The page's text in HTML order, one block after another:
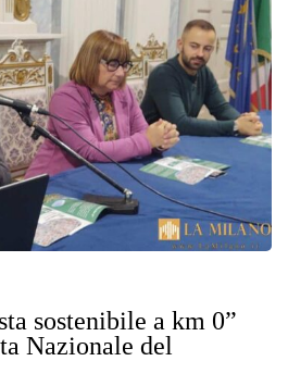
sostenibile a km 0”
Nazionale del